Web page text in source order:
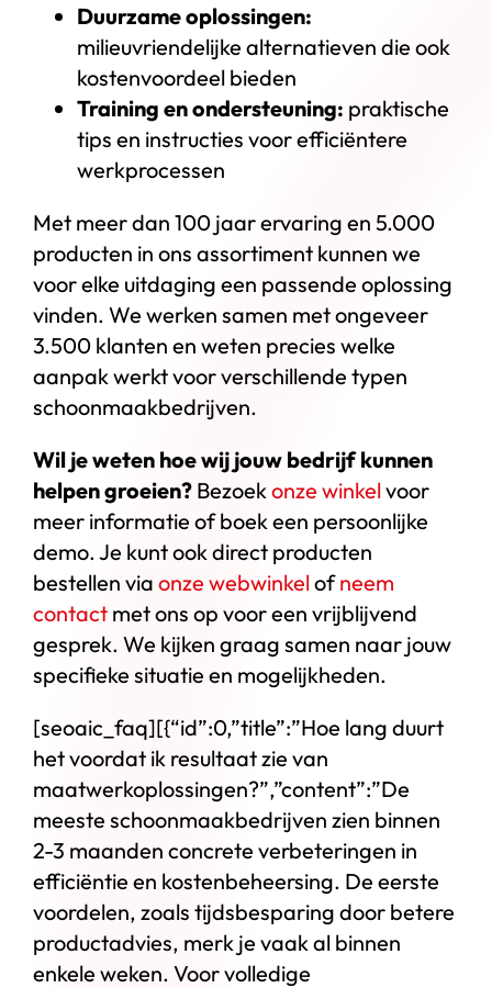
Duurzame oplossingen:
milieuvriendelijke alternatieven die ook
kostenvoordeel bieden
Training en ondersteuning: praktische
tips en instructies voor efficiëntere
werkprocessen
Met meer dan 100 jaar ervaring en 5.000
producten in ons assortiment kunnen we
voor elke uitdaging een passende oplossing
vinden. We werken samen met ongeveer
3.500 klanten en weten precies welke
aanpak werkt voor verschillende typen
schoonmaakbedrijven.
Wil je weten hoe wij jouw bedrijf kunnen
helpen groeien?Bezoekonze winkelvoor
meer informatie of boek een persoonlijke
demo. Je kunt ook direct producten
bestellen via onze webwinkelofneem
contactmet ons op voor een vrijblijvend
gesprek. We kijken graag samen naar jouw
specifieke situatie en mogelijkheden.
[seoaic_faq][{“id”:0,”title”:”Hoe lang duurt
het voordat ik resultaat zie van
maatwerkoplossingen?”,”content”:”De
meeste schoonmaakbedrijven zien binnen
2-3 maanden concrete verbeteringen in
efficiëntie en kostenbeheersing. De eerste
voordelen, zoals tijdsbesparing door betere
productadvies, merk je vaak al binnen
enkele weken. Voor volledige